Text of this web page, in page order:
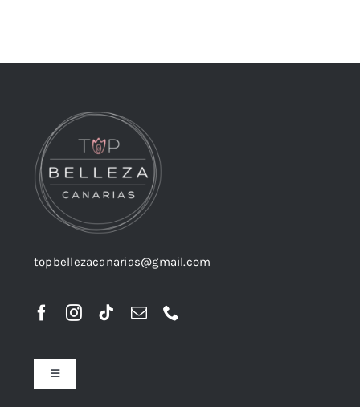
topbellezacanarias@gmail.com
Toggle
Navigation